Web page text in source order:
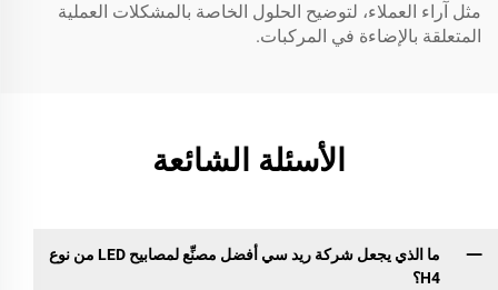
مثل آراء العملاء، لتوضيح الحلول الخاصة بالمشكلات العملية
المتعلقة بالإضاءة في المركبات.
الأسئلة الشائعة
ما الذي يجعل شركة ريد سي أفضل مصنِّع لمصابيح LED من نوع
H4؟